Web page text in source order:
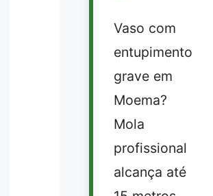
Vaso com
entupimento
grave em
Moema?
Mola
profissional
alcança até